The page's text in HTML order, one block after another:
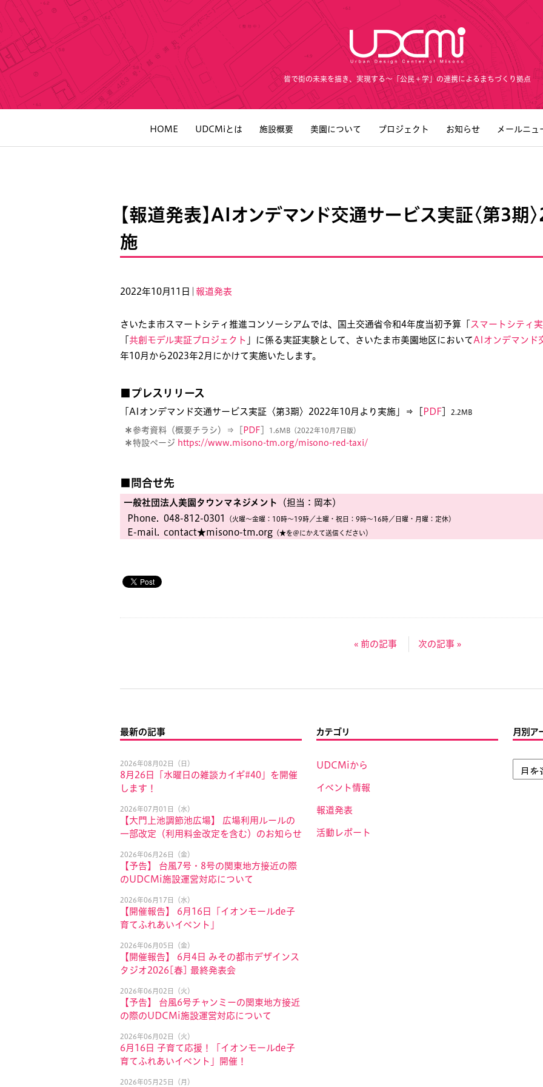
皆で街の未来を描き、実現する～「公民＋学」の連携によるまちづくり拠点
HOME UDCMiとは 施設概要 美園について プロジェクト お知らせ メールニュ
【報道発表】AIオンデマンド交通サービス実証〈第3期
施
2022年10月11日｜ 報道発表
さいたま市スマートシティ推進コンソーシアムでは、国土交通省令和4年度当初予算「
スマートシティ
共創モデル実証プロジェクト 」に係る実証実験として、さいたま市美園地区において AIオンデマンド
年10月から2023年2月にかけて実施いたします。
■プレスリリース
「AIオンデマンド交通サービス実証〈第3期〉2022年10月より実施」⇒［ PDF 2.2MB
＊ 参考資料（概要チラシ）⇒［ PDF 1.6MB（2022年10月7日版）
＊特設ページ https://www.misono-tm.org/misono-red-taxi/
■問合せ先
一般社団法人美園タウンマネジメント
（担当：岡本）
Phone. 048-812-0301 （火曜〜金曜：10時〜19時／土曜・祝日：9時〜16時／日曜・月曜：定休）
E-mail. contact★misono-tm.org （★を＠にかえて送信ください）
« 前の記事 次の記事 »
最新の記事
2026年08月02日（日）
8月26日「水曜日の雑談カイギ#40」を開催
します！
2026年07月01日（水）
【大門上池調節池広場】 広場利用ルールの
一部改定（利用料金改定を含む）のお知らせ
2026年06月26日（金）
【予告】 台風7号・8号の関東地方接近の際
のUDCMi施設運営対応について
2026年06月17日（水）
【開催報告】 6月16日「イオンモールde子
育てふれあいイベント」
2026年06月05日（金）
【開催報告】 6月4日 みその都市デザインス
タジオ2026[春] 最終発表会
2026年06月02日（火）
【予告】 台風6号チャンミーの関東地方接近
の際のUDCMi施設運営対応について
2026年06月02日（火）
6月16日 子育て応援！「イオンモールde子
育てふれあいイベント」開催！
2026年05月25日（月）
カテゴリ
UDCMiから
イベント情報
報道発表
活動レポート
月別ア